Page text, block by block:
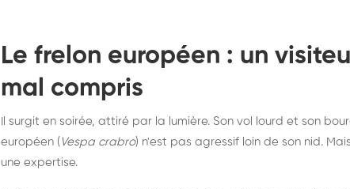
Le frelon européen : un
mal compris
Il surgit en soirée, attiré par la lumière. Son vol lourd et son
européen ( Vespa crabro) n'est pas agressif loin de son nid.
une expertise.